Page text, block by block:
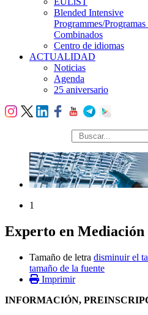
Blended Intensive
Programmes/
Combinados
Centro de idiomas
ACTUALIDAD
Noticias
Agenda
25 aniversario
búsqueda
1
Experto en Mediación
Tamaño de letra disminuir el
tamaño de la fuente
Imprimir
INFORMACIÓN,